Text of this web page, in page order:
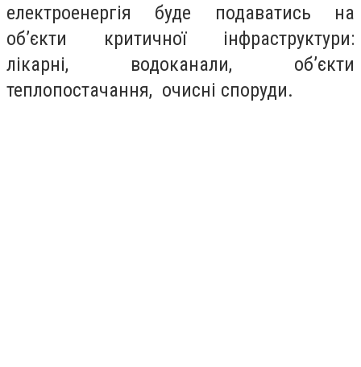
електроенергія буде подаватись на
об’єкти критичної інфраструктури:
лікарні, водоканали, об’єкти
теплопостачання, очисні споруди.